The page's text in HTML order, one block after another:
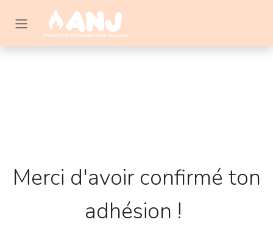
Se rendre au contenu
Merci d'avoir confirmé ton
adhésion !